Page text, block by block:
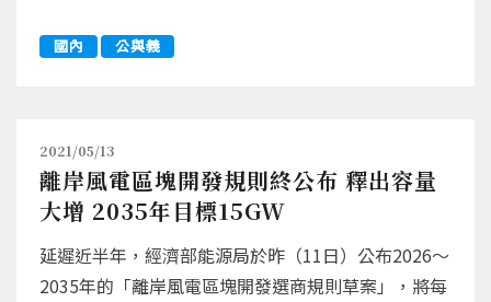
國內 公與義
2021/05/13
離岸風電區塊開發規則終公布 釋出容量
大增 2035年目標15GW
延遲近半年，經濟部能源局於昨（11日）公布2026～
2035年的「離岸風電區塊開發選商規則草案」，將每